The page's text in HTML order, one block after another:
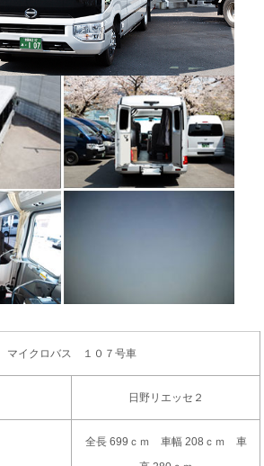
マイクロバス １０７号車
日野リエッセ２
全長 699ｃｍ 車幅 208ｃｍ 車